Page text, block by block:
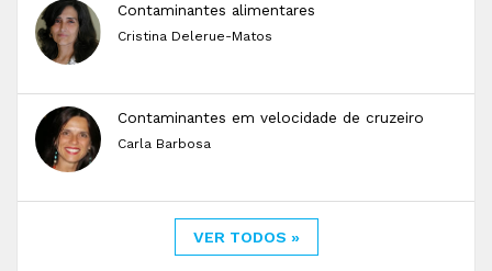
Contaminantes alimentares
Cristina Delerue-Matos
Contaminantes em velocidade de cruzeiro
Carla Barbosa
VER TODOS »